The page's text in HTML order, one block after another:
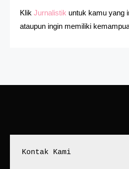
Klik Jurnalistik untuk kamu yang
ataupun ingin memiliki
Kontak Kami